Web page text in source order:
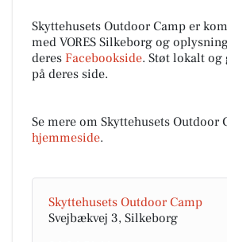
Skyttehusets Outdoor Camp er
med VORES Silkeborg og
deres Facebookside. Støt lokalt
på deres side.
Se mere om Skyttehusets Outdoor
hjemmeside.
Skyttehusets Outdoor Camp
Svejbækvej 3, Silkeborg